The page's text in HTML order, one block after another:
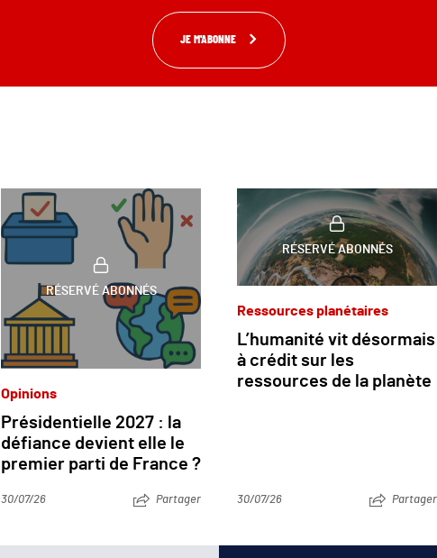
JE M'ABONNE
RÉSERVÉ ABONNÉS
Opinions
Présidentielle 2027 : la
défiance devient elle le
premier parti de France ?
30/07/26 Partager
RÉSERVÉ ABONNÉS
Ressources planétaires
L’humanité vit désormais
à crédit sur les
ressources de la planète
30/07/26 Partager